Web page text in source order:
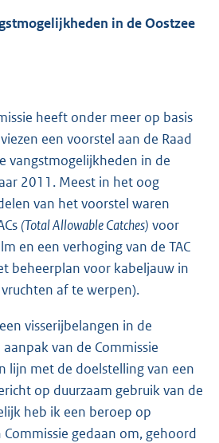
in de Oostzee
heeft onder meer op basis
een voorstel aan de Raad
vangstmogelijkheden in de
2011. Meest in het oog
van het voorstel waren
(Total Allowable Catches) voor
en een verhoging van de TAC
beheerplan voor kabeljauw in
af te werpen).
visserijbelangen in de
van de Commissie
lijn met de doelstelling van een
op duurzaam gebruik van de
heb ik een beroep op
gedaan om, gehoord